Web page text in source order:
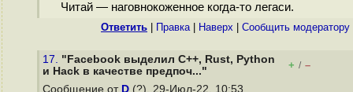
Читай — наговнокоженное когда-то легаси.
Ответить Правка| Наверх Cообщить модератору
17. "Facebook выделил C++, Rust, Python
и Hack в качестве предпоч..."
+ / –
Сообщение от D (?), 29-Июл-22, 10:53